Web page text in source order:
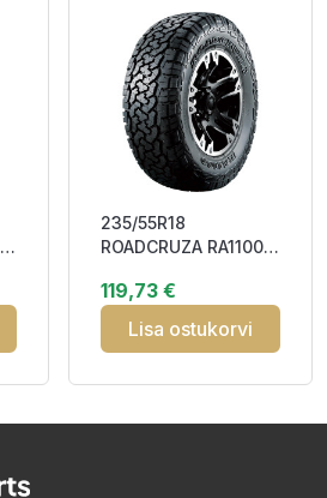
235/55R18
ROADCRUZA RA1100
M+S
119,73 €
Lisa ostukorvi